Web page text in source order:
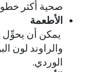
صحية أكثر
الأطعمة
يمكن أن يحوِّل
والراوند لون
الوردي.